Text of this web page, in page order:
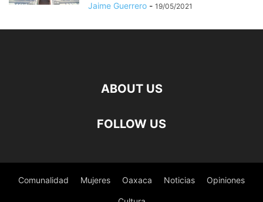
Jaime Guerrero - 19/05/2021
ABOUT US
FOLLOW US
Comunalidad Mujeres Oaxaca Noticias Opiniones